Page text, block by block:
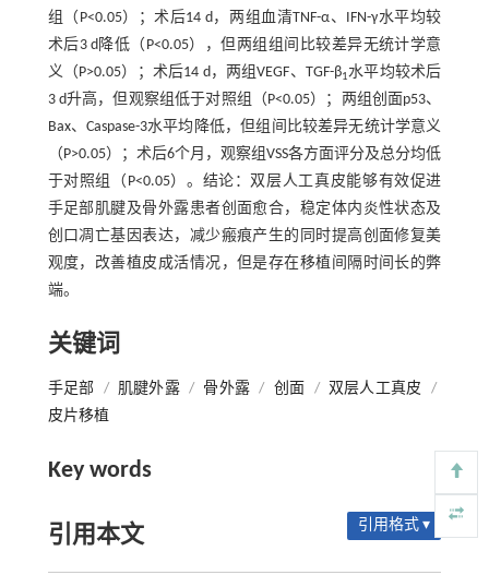
组（P<0.05）；术后14 d，两组血清TNF-α、IFN-γ水平均较
术后3 d降低（P<0.05），但两组组间比较差异无统计学意
义（P>0.05）；术后14 d，两组VEGF、TGF-β1水平均较术后
3 d升高，但观察组低于对照组（P<0.05）；两组创面p53、
Bax、Caspase-3水平均降低，但组间比较差异无统计学意义
（P>0.05）；术后6个月，观察组VSS各方面评分及总分均低
于对照组（P<0.05）。结论：双层人工真皮能够有效促进
手足部肌腱及骨外露患者创面愈合，稳定体内炎性状态及
创口凋亡基因表达，减少瘢痕产生的同时提高创面修复美
观度，改善植皮成活情况，但是存在移植间隔时间长的弊
端。
关键词
手足部 / 肌腱外露 / 骨外露 / 创面 / 双层人工真皮
/
皮片移植
Key words
引用本文 引用格式 ▾